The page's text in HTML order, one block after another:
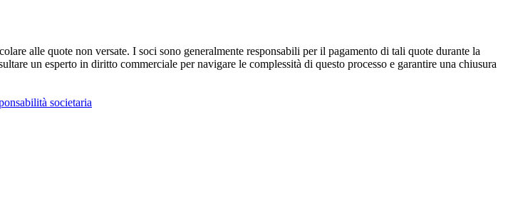
alle quote non versate. I soci sono generalmente responsabili per il pagamento di tali quote durante la
un esperto in diritto commerciale per navigare le complessità di questo processo e garantire una chiusura
societaria